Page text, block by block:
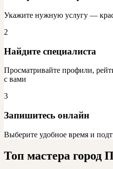
Укажите нужную услугу —
2
Найдите специалиста
Просматривайте профили,
с вами
3
Запишитесь онлайн
Выберите удобное время и
Топ мастера город